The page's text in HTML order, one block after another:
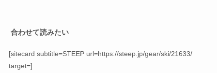
合わせて読みたい
[sitecard subtitle=STEEP url=https://steep.jp/gear/ski/21633/
target=]